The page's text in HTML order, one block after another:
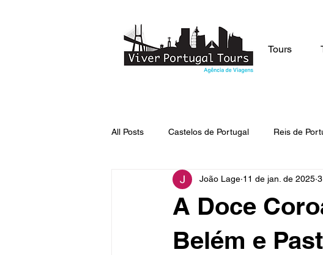
Tours
All Posts Castelos de Portugal Reis de
Lendas de Portugal Curiosidades
A Doce
Belém e
João Lage 11 de jan. de 2025